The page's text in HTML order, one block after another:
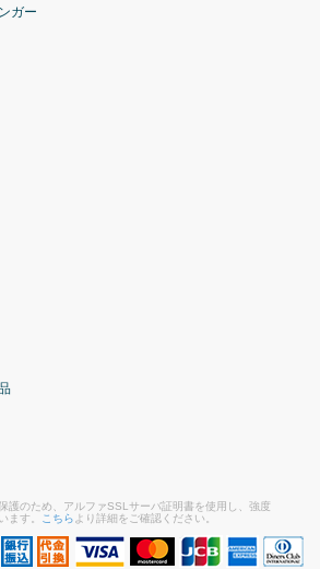
ガー
護のため、アルファSSLサーバ証明書を使用し、強度
ます。
こちら より詳細をご確認ください。